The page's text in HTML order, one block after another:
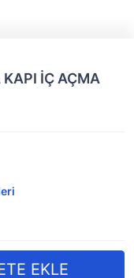
İÇ AÇMA